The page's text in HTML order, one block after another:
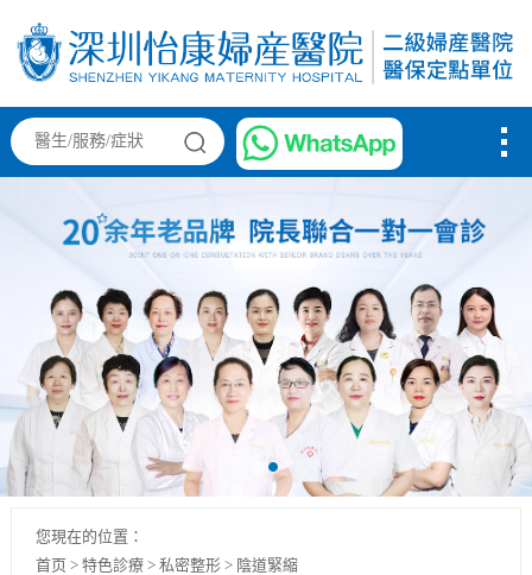
您現在的位置：
首页 > 特色診療> 私密整形> 陰道緊縮